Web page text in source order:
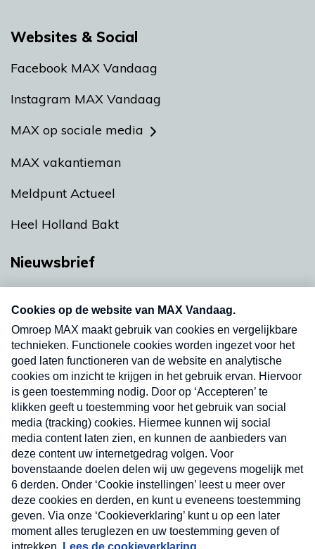
Websites & Social
Facebook MAX Vandaag
Instagram MAX Vandaag
MAX op sociale media
MAX vakantieman
Meldpunt Actueel
Heel Holland Bakt
Nieuwsbrief
Neem hier een gratis abonnement op onze
nieuwsbrief. Elke vrijdag- en dinsdagochtend in
uw mailbox.
Verzend
Nieuwsbrief
Neem hier een gratis abonnement op onze
nieuwsbrief. Elke vrijdag- en dinsdagochtend in uw